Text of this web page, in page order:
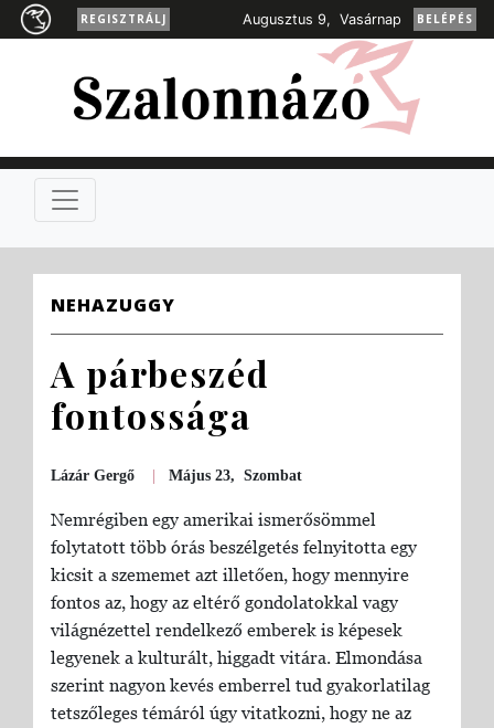
REGISZTRÁLJ Augusztus 9, Vasárnap BELÉPÉS
NEHAZUGGY
A párbeszéd
fontossága
Lázár Gergő Május 23, Szombat
Nemrégiben egy amerikai ismerősömmel
folytatott több órás beszélgetés felnyitotta egy
kicsit a szememet azt illetően, hogy mennyire
fontos az, hogy az eltérő gondolatokkal vagy
világnézettel rendelkező emberek is képesek
legyenek a kulturált, higgadt vitára. Elmondása
szerint nagyon kevés emberrel tud gyakorlatilag
tetszőleges témáról úgy vitatkozni, hogy ne az